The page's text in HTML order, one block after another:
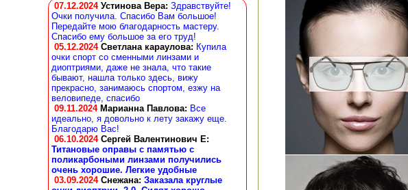
07.12.2024 Устинова Вера: Здравствуйте!
Очки получила. Спасибо Вам большое!
Передайте мою благодарность мастеру.
Спасибо ему большое за его труд!
05.12.2024 Светлана караулова: Купила
очки спорт со сменными линзами и
диоптриями, даже не знала, что такие
бывают, нашла только здесь, вижу
прекрасно, занимаюсь спортом, езжу на
веловипеде, спасибо
09.11.2024 Марианна Павлова: Все
идеально, я довольно к лету закажу еще.
Благодарю Вас!
06.10.2024 Сергей Валентинович Е:
Титановые оправы с памятью с
поликарбоными линзами получились
очень хорошие. Легкие удобные
03.09.2024 Снежана: Заказала круглые